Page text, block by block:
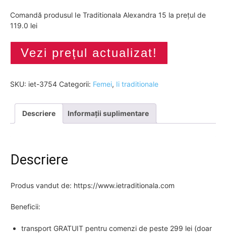
Comandă produsul Ie Traditionala Alexandra 15 la prețul de
119.0 lei
Vezi prețul actualizat!
SKU: iet-3754 Categorii: Femei, Ii traditionale
Descriere Informații suplimentare
Descriere
Produs vandut de: https://www.ietraditionala.com
Beneficii:
transport GRATUIT pentru comenzi de peste 299 lei (doar